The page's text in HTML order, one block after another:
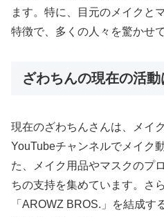
ます。特に、目元のメイクと
特徴で、多くの人々を驚かせ
ざわちんの現在の活動
現在のざわちんさんは、メイ
YouTubeチャンネルでメイク
た、メイク用品やマスクのプ
ちの支持を集めています。さ
「AROWZ BROS.」を結成す